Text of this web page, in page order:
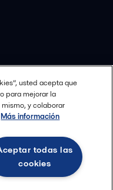
legales
usted acepta que
para mejorar la
y colaborar
Más información
todas las
cookies